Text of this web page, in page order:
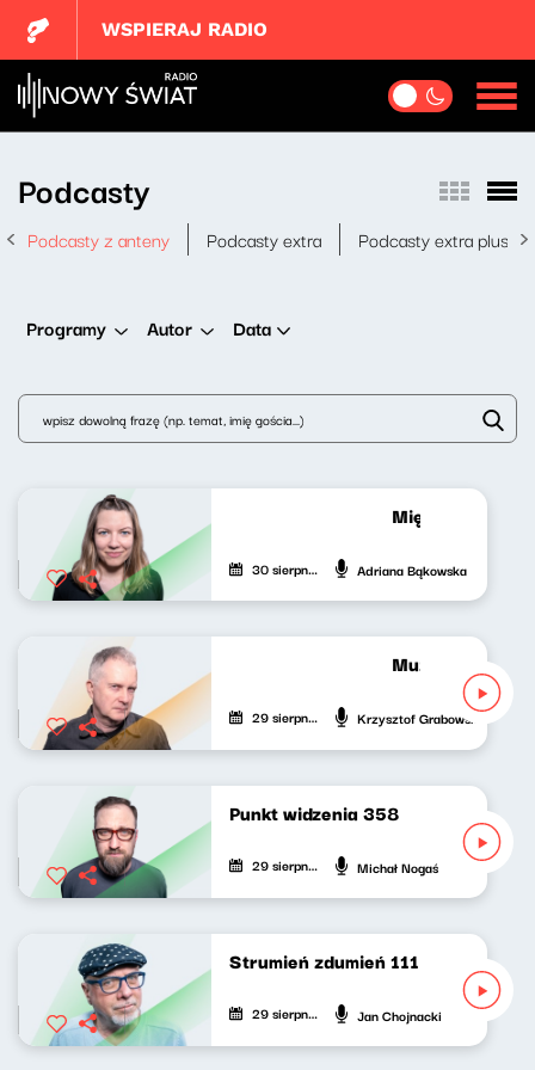
WSPIERAJ RADIO
Podcasty
Podcasty z anteny Podcasty extra Podcasty extra plus
Programy Autor Data
Między nami
30 sierpnia 2022 Adriana Bąkowska
Muzyka bardzo
29 sierpnia 2022 Krzysztof Grabowski
Punkt widzenia 358
29 sierpnia 2022 Michał Nogaś
Strumień zdumień 111
29 sierpnia 2022 Jan Chojnacki